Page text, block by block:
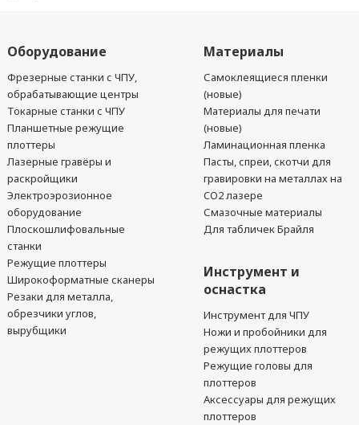
Оборудование
Фрезерные станки с ЧПУ,
обрабатывающие центры
Токарные станки с ЧПУ
Планшетные режущие
плоттеры
Лазерные гравёры и
раскройщики
Электроэрозионное
оборудование
Плоскошлифовальные
станки
Режущие плоттеры
Широкоформатные сканеры
Резаки для металла,
обрезчики углов,
вырубщики
Материалы
Самоклеящиеся пленки
(новые)
Материалы для печати
(новые)
Ламинационная пленка
Пасты, спреи, скотчи для
гравировки на металлах на
CO2 лазере
Смазочные материалы
Для табличек Брайля
Инструмент и
оснастка
Инструмент для ЧПУ
Ножи и пробойники для
режущих плоттеров
Режущие головы для
плоттеров
Аксессуары для режущих
плоттеров